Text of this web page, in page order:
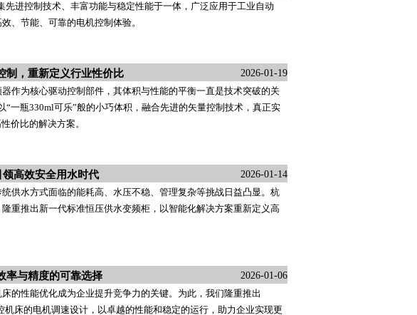
进控制技术、丰富功能与稳定性能于一体，广泛应用于工业自动
、节能、可靠的电机控制体验。
制，重新定义行业性价比
2026-01-19
作为核心驱动控制部件，其体积与性能的平衡一直是技术突破的关
“一瓶330ml可乐”般的小巧体积，融合先进的矢量控制技术，真正实
价比的解决方案。
高效安全用水时代
2026-01-14
供水方式面临的能耗高、水压不稳、管理复杂等挑战日益凸显。杭
重推出新一代标准恒压供水变频柜，以智能化解决方案重新定义高
率与精度的可靠选择
2026-01-06
的性能优化成为企业提升竞争力的关键。为此，我们隆重推出
床的电机调速设计，以卓越的性能和稳定的运行，助力企业实现更